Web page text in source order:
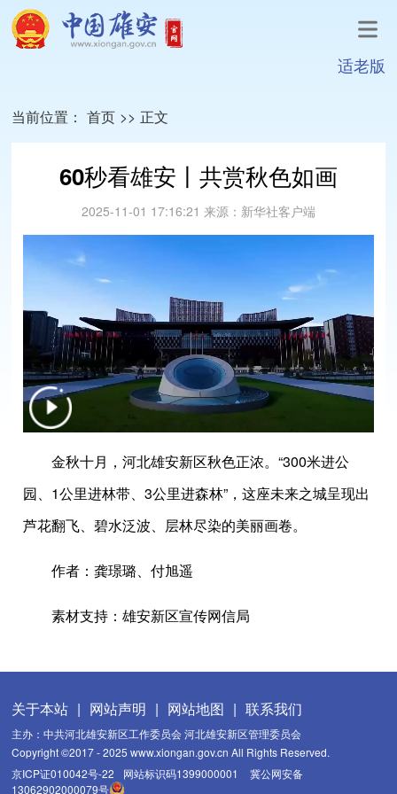
适老版
当前位置： 首页 >> 正文
60秒看雄安丨共赏秋色如画
2025-11-01 17:16:21 来源： 新华社客户端
金秋十月，河北雄安新区秋色正浓。“300米进公
园、1公里进林带、3公里进森林”，这座未来之城呈现出
芦花翻飞、碧水泛波、层林尽染的美丽画卷。
作者：龚璟璐、付旭遥
素材支持：雄安新区宣传网信局
关于本站 | 网站声明 | 网站地图 | 联系我们
主办：中共河北雄安新区工作委员会 河北雄安新区管理委员会
Copyright ©2017 - 2025 www.xiongan.gov.cn All Rights Reserved.
京ICP证010042号-22
网站标识码1399000001
冀公网安备
13062902000079号